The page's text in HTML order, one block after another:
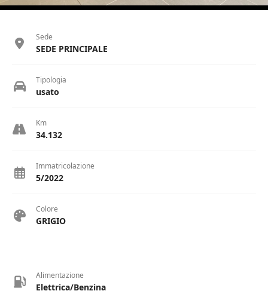
Sede
SEDE PRINCIPALE
Tipologia
usato
Km
34.132
Immatricolazione
5/2022
Colore
GRIGIO
Alimentazione
Elettrica/Benzina